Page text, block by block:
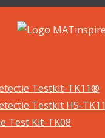
Testkit-TK11®
Testkit HS-TK11
Test Kit-TK08